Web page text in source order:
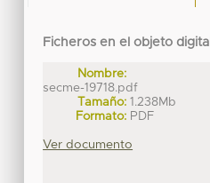
Ficheros en el objeto digital
Nombre:
secme-19718.pdf
Tamaño: 1.238Mb
Formato: PDF
Ver documento